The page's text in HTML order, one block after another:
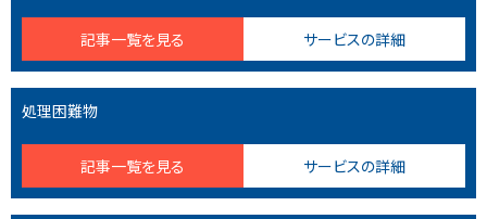
記事一覧を見る サービスの詳細
処理困難物
記事一覧を見る サービスの詳細